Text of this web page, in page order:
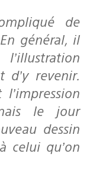
général, il
revenir.
le jour
dessin
celui qu’on